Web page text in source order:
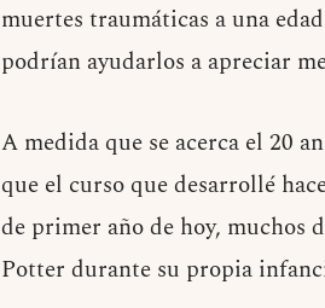
muertes traumáticas a una
podrían ayudarlos a apreciar
A medida que se acerca el 20
que el curso que desarrollé
de primer año de hoy, muchos
Potter durante su propia